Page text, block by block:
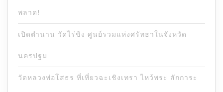
พลาด!
เปิดตำนาน วัดไร่ขิง ศูนย์รวมแห่งศรัทธาในจังหวัด
นครปฐม
วัดหลวงพ่อโสธร ที่เที่ยวฉะเชิงเทรา ไหว้พระ สักการะ